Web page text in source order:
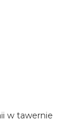
w tawernie